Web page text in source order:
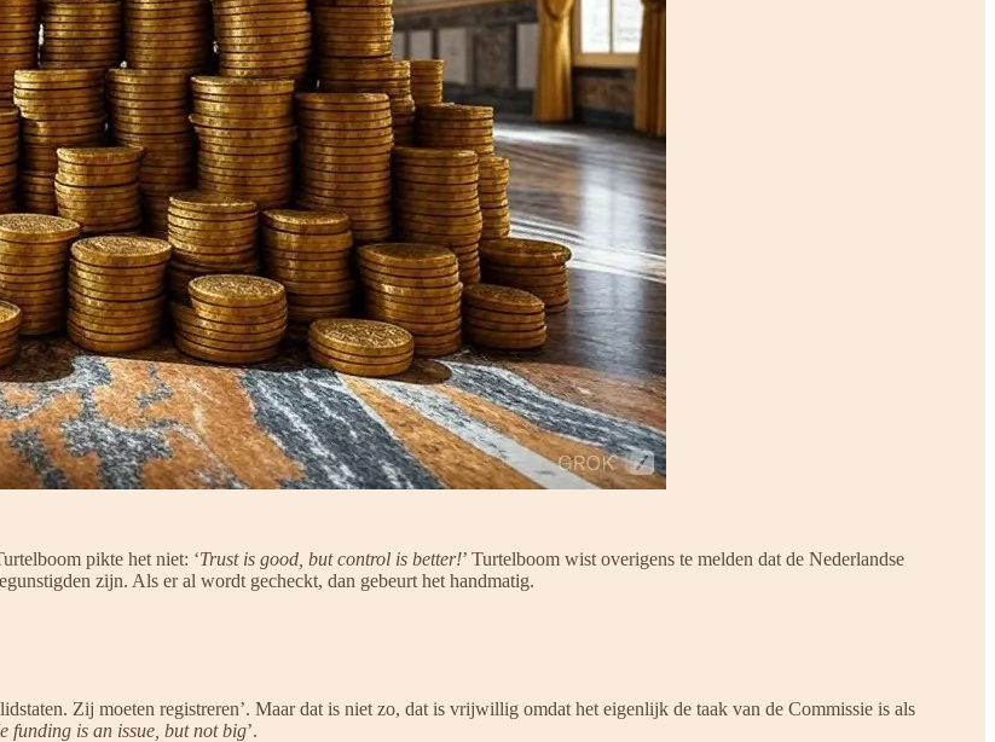
pikte het niet: ‘Trust is good, but control is better!’ Turtelboom wist overigens te melden dat de Nederlandse
zijn. Als er al wordt gecheckt, dan gebeurt het handmatig.
Zij moeten registreren’. Maar dat is niet zo, dat is vrijwillig omdat het eigenlijk de taak van de Commissie is als
funding is an issue, but not big’.